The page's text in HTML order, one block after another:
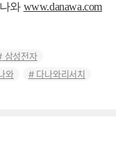
와 www.danawa.com
삼성전자
와 다나와리서치